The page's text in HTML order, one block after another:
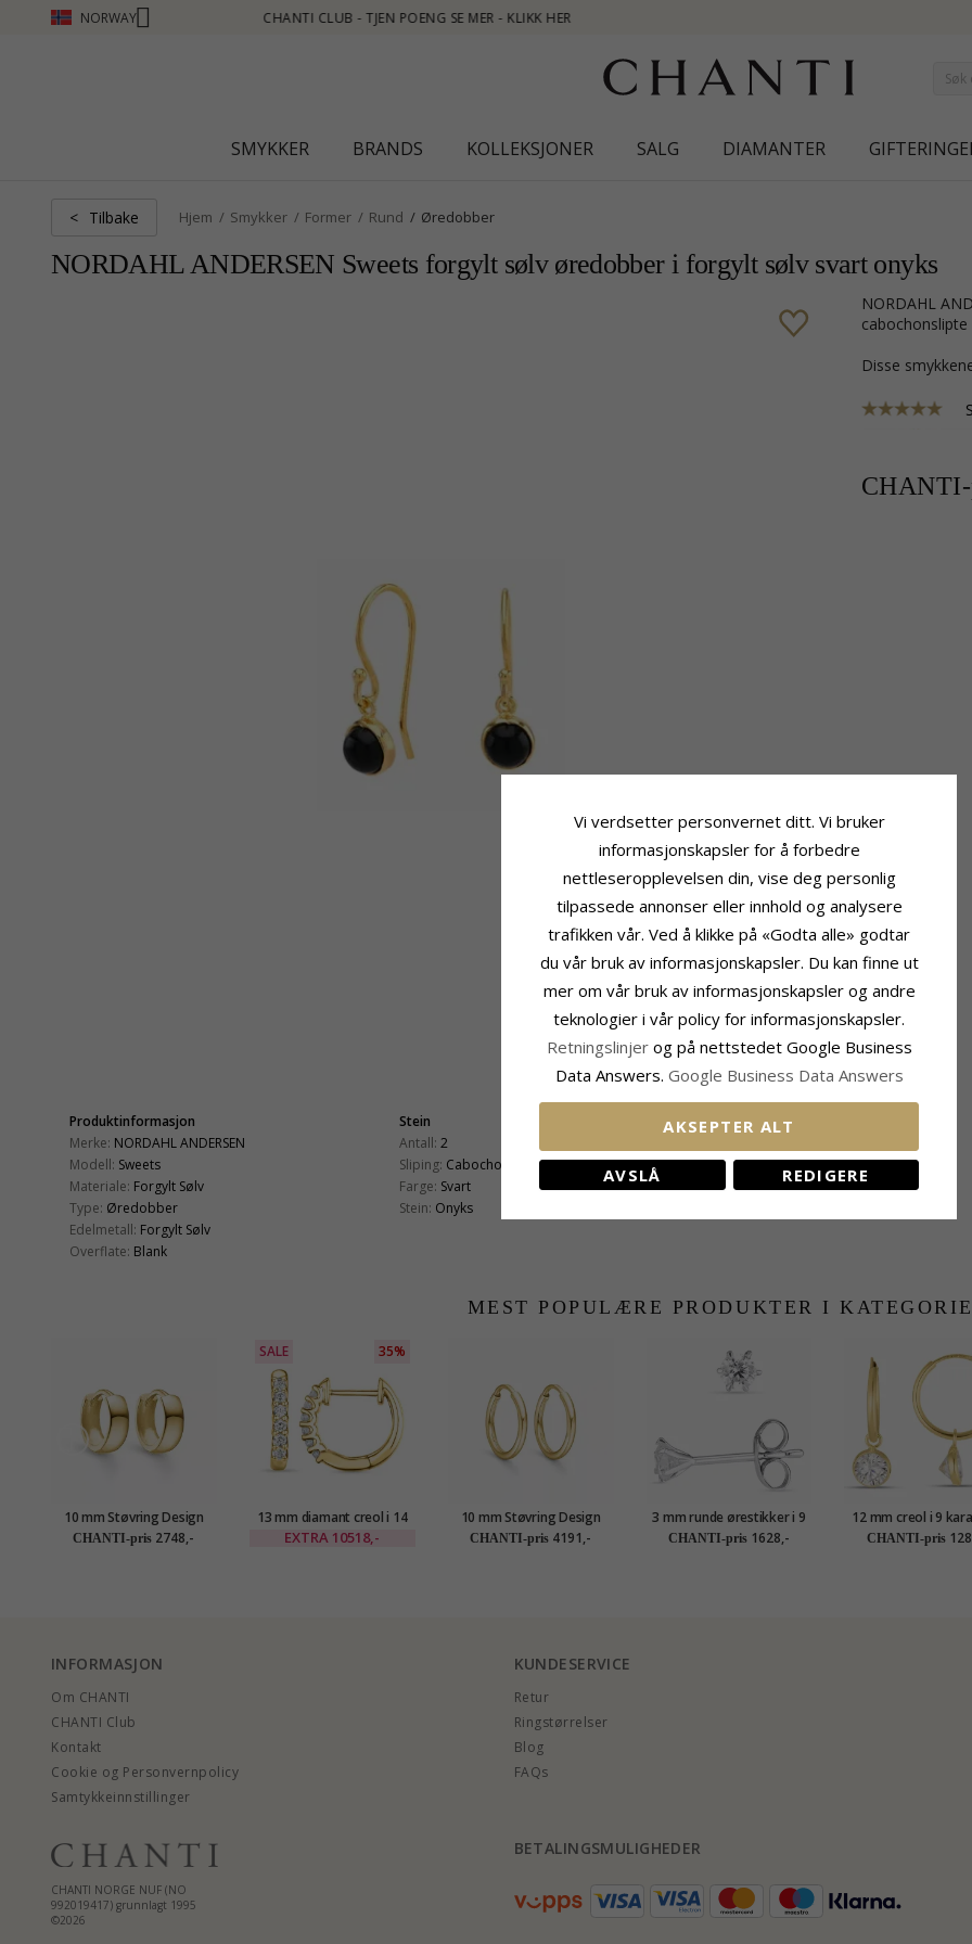
NORWAY
- TJEN POENG SE MER - KLIKK HER
SMYKKER BRANDS KOLLEKSJONER SALG DIAMANTER
< Tilbake Hjem Smykker Former Rund Øredobber
NORDAHL ANDERSEN Sweets forgylt sølv øredobber i forgylt sølv svart onyks
NORDAHL ANDERSEN forgylt sølv øredobber i forgylt sølv med og 2
Disse
Produktinformasjon
Merke: NORDAHL ANDERSEN
Modell: Sweets
Materiale: Forgylt Sølv
Type: Øredobber
Edelmetall: Forgylt Sølv
Overflate: Blank
Stein
Antall: 2
Sliping: Cabochonslipt
Farge: Svart
Stein: Onyks
Størrelse
MEST POPULÆRE PRODUKTER I
10 mm Støvring Design
creol i 8 karat
CHANTI-pris 2748,-
SALE 35%
13 mm diamant creol i 14
karat gull med diamant
EXTRA 10518,-
10 mm Støvring Design
creol i 14 karat gull
CHANTI-pris 4191,-
3 mm runde ørestikker i 9
karat hvitt gull med zirkon
CHANTI-pris 1628,-
12 mm creol i 9
med zirkon -
Collection
CHANTI-pris
INFORMASJON
Om CHANTI
CHANTI Club
Kontakt
Cookie og Personvernpolicy
Samtykkeinnstillinger
KUNDESERVICE
Retur
Ringstørrelser
Blog
FAQs
CHANTI NORGE NUF (NO
992019417) grunnlagt 1995
©2026
BETALINGSMULIGHEDER
Vi verdsetter personvernet ditt. Vi bruker
informasjonskapsler for å forbedre
nettleseropplevelsen din, vise deg personlig
tilpassede annonser eller innhold og analysere
trafikken vår. Ved å klikke på «Godta alle» godtar
du vår bruk av informasjonskapsler. Du kan finne ut
mer om vår bruk av informasjonskapsler og andre
teknologier i vår policy for informasjonskapsler.
Retningslinjer og på nettstedet Google Business
Data Answers. Google Business Data Answers
AKSEPTER ALT
AVSLÅ REDIGERE